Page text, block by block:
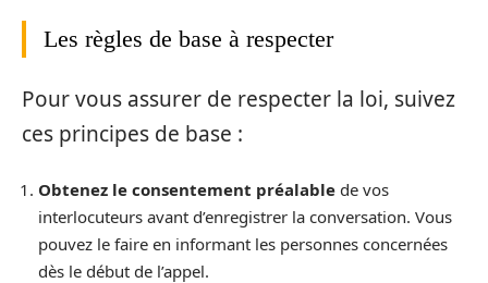
Les règles de base à respecter
Pour vous assurer de respecter la loi, suivez
ces principes de base :
Obtenez le consentement préalable de vos
interlocuteurs avant d’enregistrer la conversation. Vous
pouvez le faire en informant les personnes concernées
dès le début de l’appel.